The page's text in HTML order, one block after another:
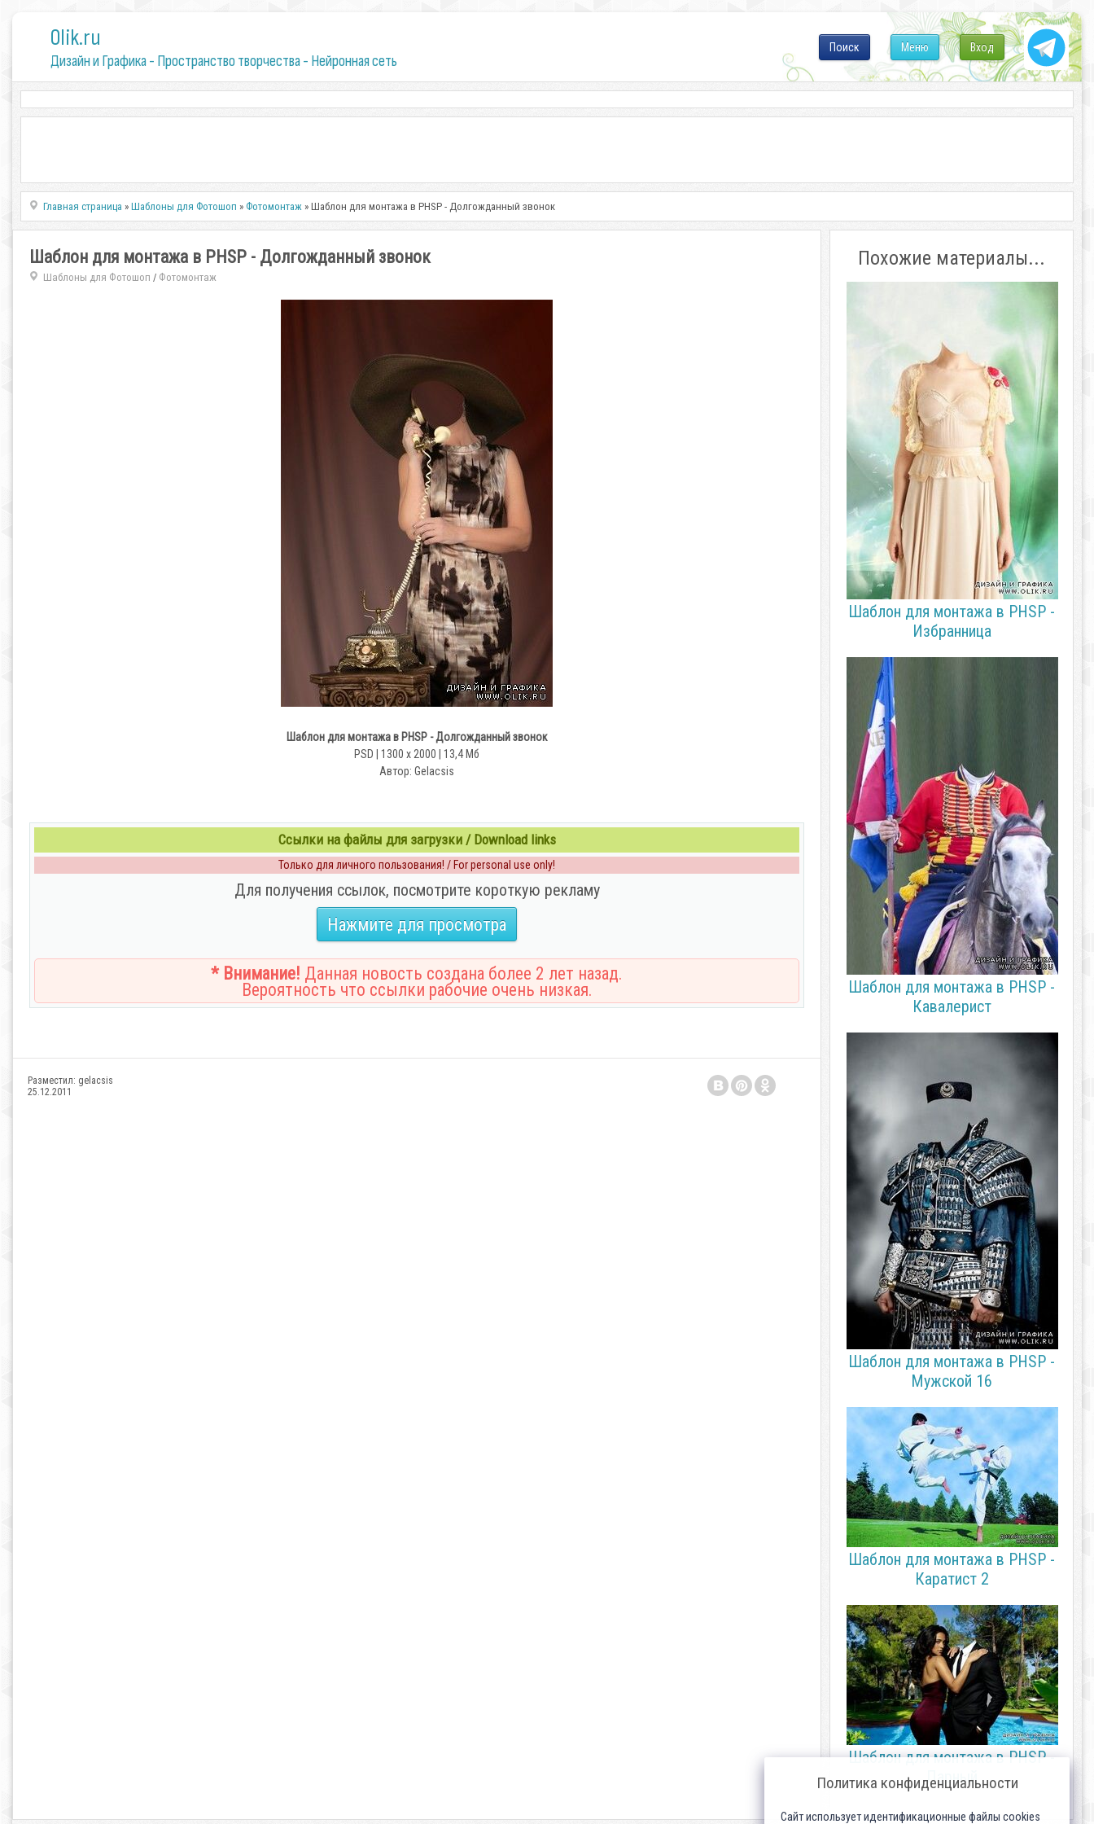
0lik.ru
Дизайн и Графика - Пространство творчества - Нейронная сеть
Вход
Меню
Поиск
Главная страница »Шаблоны для Фотошоп » Фотомонтаж » Шаблон для монтажа в PHSP - Долгожданный звонок
Шаблон для монтажа в PHSP - Долгожданный звонок
Шаблоны для Фотошоп / Фотомонтаж
Шаблон для монтажа в PHSP - Долгожданный звонок
PSD | 1300 x 2000 | 13,4 Мб
Автор: Gelacsis
Ссылки на файлы для загрузки / Download links
Только для личного пользования! / For personal use only!
Для получения ссылок, посмотрите короткую рекламу
Нажмите для просмотра
* Внимание! Данная новость создана более 2 лет назад.
Вероятность что ссылки рабочие очень низкая.
Разместил: gelacsis
25.12.2011
Похожие материалы...
Шаблон для монтажа в PHSP -
Избранница
Шаблон для монтажа в PHSP -
Кавалерист
Шаблон для монтажа в PHSP -
Мужской 16
Шаблон для монтажа в PHSP -
Каратист 2
Шаблон для монтажа в PHSP -
Парный
Политика конфиденциальности
Сайт использует идентификационные файлы cookies